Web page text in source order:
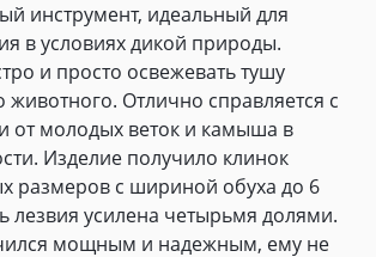
инструмент, идеальный для
в условиях дикой природы.
и просто освежевать тушу
животного. Отлично справляется с
от молодых веток и камыша в
Изделие получило клинок
размеров с шириной обуха до 6
лезвия усилена четырьмя долями.
мощным и надежным, ему не